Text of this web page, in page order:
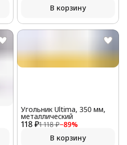
В корзину
118 ₽1 118 ₽−89%
Угольник Ultima, 350 мм,
металлический
В корзину